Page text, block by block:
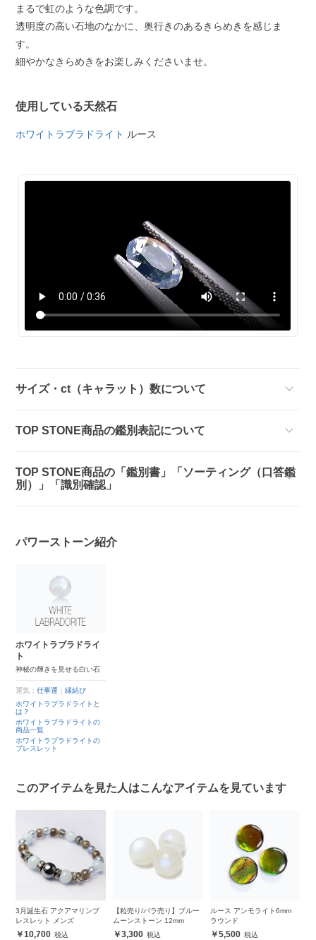
まるで虹のような色調です。
透明度の高い石地のなかに、奥行きのあるきらめきを感じま
す。
細やかなきらめきをお楽しみくださいませ。
使用している天然石
ホワイトラブラドライト ルース
サイズ・ct（キャラット）数について
TOP STONE商品の鑑別表記について
TOP STONE商品の「鑑別書」「ソーティング（口答鑑
別）」「識別確認」
パワーストーン紹介
ホワイトラブラドライ
ト
神秘の輝きを見せる白い石
運気：仕事運 ｜縁結び
ホワイトラブラドライトと
は？
ホワイトラブラドライトの
商品一覧
ホワイトラブラドライトの
ブレスレット
このアイテムを見た人はこんなアイテムを見ています
3月誕生石 アクアマリンブ
レスレット メンズ
10,700
【粒売り/バラ売り】ブルー
ムーンストーン 12mm
3,300
ルース アンモライト6mm
ラウンド
5,500